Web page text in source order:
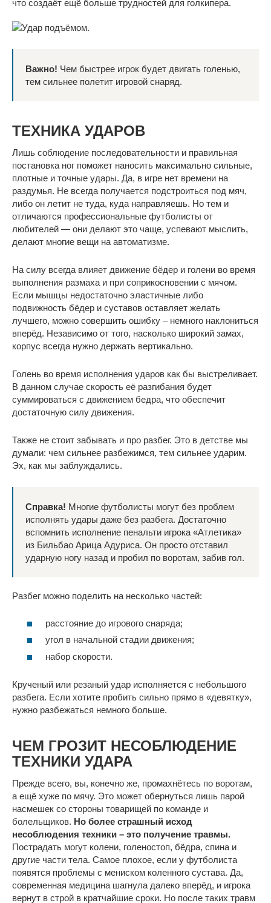
что создаёт ещё больше трудностей для голкипера.
Важно! Чем быстрее игрок будет двигать голенью,
тем сильнее полетит игровой снаряд.
ТЕХНИКА УДАРОВ
Лишь соблюдение последовательности и правильная
постановка ног поможет наносить максимально сильные,
плотные и точные удары. Да, в игре нет времени на
раздумья. Не всегда получается подстроиться под мяч,
либо он летит не туда, куда направляешь. Но тем и
отличаются профессиональные футболисты от
любителей — они делают это чаще, успевают мыслить,
делают многие вещи на автоматизме.
На силу всегда влияет движение бёдер и голени во время
выполнения размаха и при соприкосновении с мячом.
Если мышцы недостаточно эластичные либо
подвижность бёдер и суставов оставляет желать
лучшего, можно совершить ошибку – немного наклониться
вперёд. Независимо от того, насколько широкий замах,
корпус всегда нужно держать вертикально.
Голень во время исполнения ударов как бы выстреливает.
В данном случае скорость её разгибания будет
суммироваться с движением бедра, что обеспечит
достаточную силу движения.
Также не стоит забывать и про разбег. Это в детстве мы
думали: чем сильнее разбежимся, тем сильнее ударим.
Эх, как мы заблуждались.
Справка! Многие футболисты могут без проблем
исполнять удары даже без разбега. Достаточно
вспомнить исполнение пенальти игрока «Атлетика»
из Бильбао Арица Адуриса. Он просто отставил
ударную ногу назад и пробил по воротам, забив гол.
Разбег можно поделить на несколько частей:
расстояние до игрового снаряда;
угол в начальной стадии движения;
набор скорости.
Крученый или резаный удар исполняется с небольшого
разбега. Если хотите пробить сильно прямо в «девятку»,
нужно разбежаться немного больше.
ЧЕМ ГРОЗИТ НЕСОБЛЮДЕНИЕ
ТЕХНИКИ УДАРА
Прежде всего, вы, конечно же, промахнётесь по воротам,
а ещё хуже по мячу. Это может обернуться лишь парой
насмешек со стороны товарищей по команде и
болельщиков. Но более страшный исход
несоблюдения техники – это получение травмы.
Пострадать могут колени, голеностоп, бёдра, спина и
другие части тела. Самое плохое, если у футболиста
появятся проблемы с мениском коленного сустава. Да,
современная медицина шагнула далеко вперёд, и игрока
вернут в строй в кратчайшие сроки. Но после таких травм